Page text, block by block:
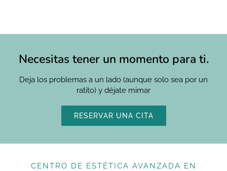
Necesitas tener un momento para ti.
Deja los problemas a un lado (aunque solo sea por un
ratito) y déjate mimar
RESERVAR UNA CITA
CENTRO DE ESTÉTICA AVANZADA EN